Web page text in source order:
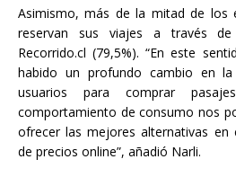
Asimismo, más de la mitad de los
reservan sus viajes a través
Recorrido.cl (79,5%). “En este
habido un profundo cambio en
usuarios para comprar
comportamiento de consumo nos
ofrecer las mejores alternativas en
de precios online”, añadió Narli.